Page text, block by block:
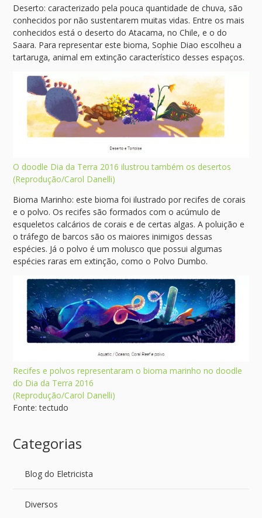
Deserto: caracterizado pela pouca quantidade de chuva, são
conhecidos por não sustentarem muitas vidas. Entre os mais
conhecidos está o deserto do Atacama, no Chile, e o do
Saara. Para representar este bioma, Sophie Diao escolheu a
tartaruga, animal em extinção característico desses espaços.
O doodle Dia da Terra 2016 ilustrou também os desertos
(Reprodução/Carol Danelli)
Bioma Marinho: este bioma foi ilustrado por recifes de corais
e o polvo. Os recifes são formados com o acúmulo de
esqueletos calcários de corais e de certas algas. A poluição e
o tráfego de barcos são os maiores inimigos dessas
espécies. Já o polvo é um molusco que possui algumas
espécies raras em extinção, como o Polvo Dumbo.
Recifes e polvos representaram o bioma marinho no doodle
do Dia da Terra 2016
(Reprodução/Carol Danelli)
Fonte: tectudo
Categorias
Blog do Eletricista
Diversos